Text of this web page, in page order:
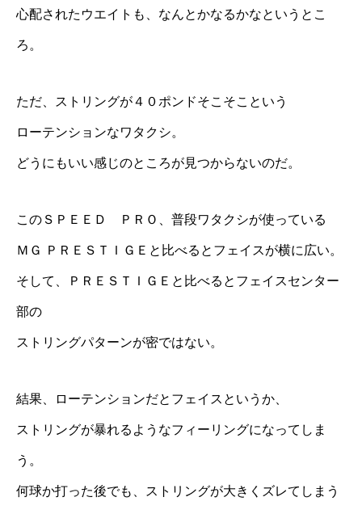
心配されたウエイトも、なんとかなるかなというとこ
ろ。
ただ、ストリングが４０ポンドそこそこという
ローテンションなワタクシ。
どうにもいい感じのところが見つからないのだ。
このＳＰＥＥＤ ＰＲＯ、普段ワタクシが使っている
ＭＧ ＰＲＥＳＴＩＧＥと比べるとフェイスが横に広い。
そして、ＰＲＥＳＴＩＧＥと比べるとフェイスセンター
部の
ストリングパターンが密ではない。
結果、ローテンションだとフェイスというか、
ストリングが暴れるようなフィーリングになってしま
う。
何球か打った後でも、ストリングが大きくズレてしまう